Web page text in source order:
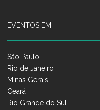
EVENTOS EM
São Paulo
Rio de Janeiro
Minas Gerais
Ceará
Rio Grande do Sul